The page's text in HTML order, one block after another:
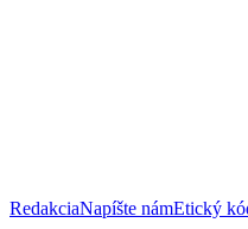
RedakciaNapíšte námEtický